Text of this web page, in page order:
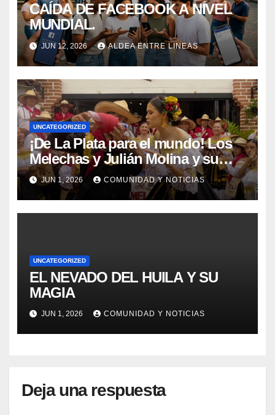
CAÍDA DE FACEBOOK A NIVEL
MUNDIAL.
JUN 12, 2026 ALDEA ENTRE LINEAS
UNCATEGORIZED
¡De La Plata para el mundo! Los
Melechas y Julián Molina y su
nuevo éxito: «Pere Tántico»
JUN 1, 2026 COMUNIDAD Y NOTICIAS
UNCATEGORIZED
EL NEVADO DEL HUILA Y SU
MAGIA
JUN 1, 2026 COMUNIDAD Y NOTICIAS
Deja una respuesta